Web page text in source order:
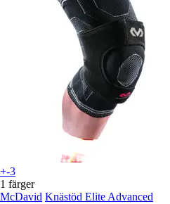
+-3
1 färger
McDavid Knästöd Elite Advanced